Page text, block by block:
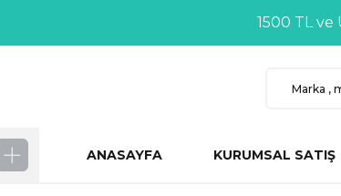
1500 TL ve
ANASAYFA KURUMSAL SATIŞ